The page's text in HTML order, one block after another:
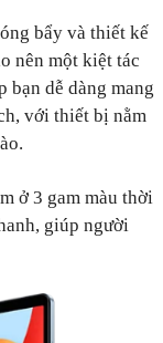
bẩy và thiết kế
nên một kiệt tác
bạn dễ dàng mang
với thiết bị nằm
ở 3 gam màu thời
giúp người